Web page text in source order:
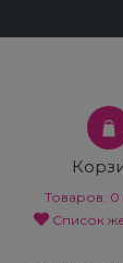
Товаров: 0
Список